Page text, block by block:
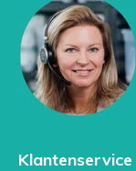
Klantenservice